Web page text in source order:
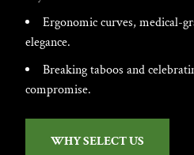
Ergonomic curves, medical-
elegance.
Breaking taboos and
compromise.
WHY SELECT US